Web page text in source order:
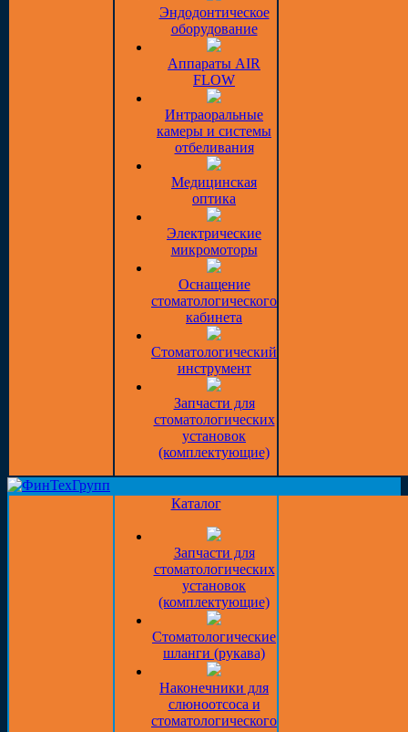
Эндодонтическое
оборудование
Аппараты AIR
FLOW
Интраоральные
камеры и системы
отбеливания
Медицинская
оптика
Электрические
микромоторы
Оснащение
стоматологического
кабинета
Стоматологический
инструмент
Запчасти для
стоматологических
установок
(комплектующие)
Каталог
Запчасти для
стоматологических
установок
(комплектующие)
Стоматологические
шланги (рукава)
Наконечники для
слюноотсоса и
стоматологического